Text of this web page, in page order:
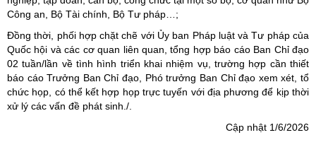
Công an, Bộ Tài chính, Bộ Tư pháp…;
Đồng thời, phối hợp chặt chẽ với Ủy ban Pháp luật và Tư pháp của
Quốc hội và các cơ quan liên quan, tổng hợp báo cáo Ban Chỉ đạo
02 tuần/lần về tình hình triển khai nhiệm vụ, trường hợp cần thiết
báo cáo Trưởng Ban Chỉ đạo, Phó trưởng Ban Chỉ đạo xem xét, tổ
chức họp, có thể kết hợp họp trực tuyến với địa phương để kịp thời
xử lý các vấn đề phát sinh./.
Cập nhật 1/6/2026